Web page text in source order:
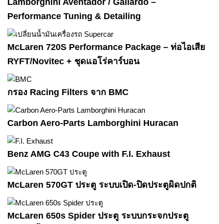
Performance Tuning & Detailing
McLaren 720S Performance Package – ท่อไอเสีย
RYFT/Novitec + ชุดแอโร่คาร์บอน
กรอง Racing Filters จาก BMC
Carbon Aero-Parts Lamborghini Huracan
Benz AMG C43 Coupe with F.I. Exhaust
McLaren 570GT ประตู ระบบเปิด-ปิดประตูผิดปกติ
McLaren 650s Spider ประตู ระบบกระจกประตู